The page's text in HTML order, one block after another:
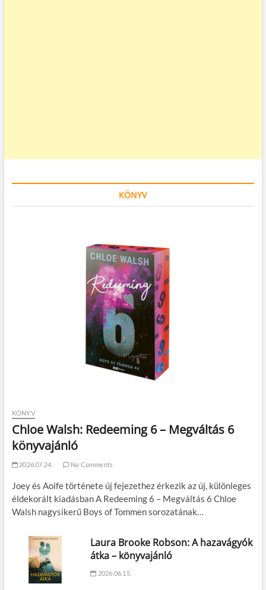
KÖNYV
KÖNYV
Chloe Walsh: Redeeming 6 – Megváltás 6
könyvajánló
2026.07.24. No Comments
Joey és Aoife története új fejezethez érkezik az új, különleges
éldekorált kiadásban A Redeeming 6 – Megváltás 6 Chloe
Walsh nagysikerű Boys of Tommen sorozatának…
Laura Brooke Robson: A hazavágyók
átka – könyvajánló
2026.06.15.